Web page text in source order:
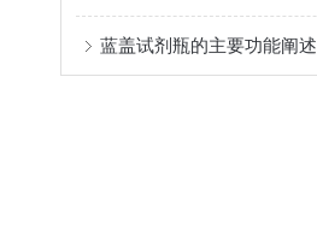
蓝盖试剂瓶的主要功能阐述